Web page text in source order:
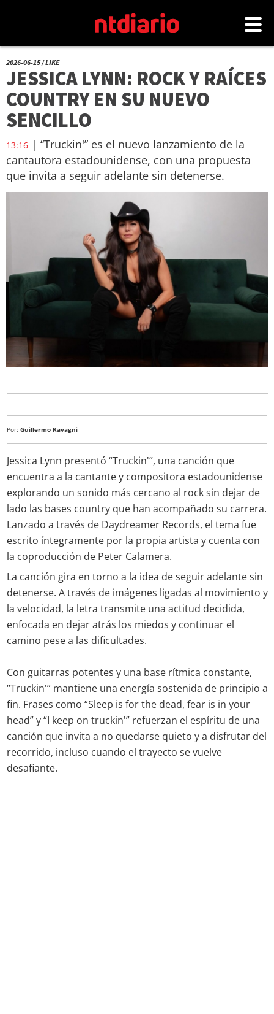
2026-06-15 / LIKE
JESSICA LYNN: ROCK Y RAÍCES
COUNTRY EN SU NUEVO
SENCILLO
13:16 | “Truckin'” es el nuevo lanzamiento de la
cantautora estadounidense, con una propuesta
que invita a seguir adelante sin detenerse.
Por: Guillermo Ravagni
Jessica Lynn presentó “Truckin'”, una canción que
encuentra a la cantante y compositora estadounidense
explorando un sonido más cercano al rock sin dejar de
lado las bases country que han acompañado su carrera.
Lanzado a través de Daydreamer Records, el tema fue
escrito íntegramente por la propia artista y cuenta con
la coproducción de Peter Calamera.
La canción gira en torno a la idea de seguir adelante sin
detenerse. A través de imágenes ligadas al movimiento y
la velocidad, la letra transmite una actitud decidida,
enfocada en dejar atrás los miedos y continuar el
camino pese a las dificultades.
Con guitarras potentes y una base rítmica constante,
“Truckin'” mantiene una energía sostenida de principio a
fin. Frases como “Sleep is for the dead, fear is in your
head” y “I keep on truckin'” refuerzan el espíritu de una
canción que invita a no quedarse quieto y a disfrutar del
recorrido, incluso cuando el trayecto se vuelve
desafiante.